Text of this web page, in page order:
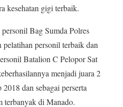
kesehatan gigi terbaik.
Bag Sumda Polres
personil terbaik dan
Batalion C Pelopor Sat
menjadi juara 2
dan sebagai perserta
terbanyak di Manado.